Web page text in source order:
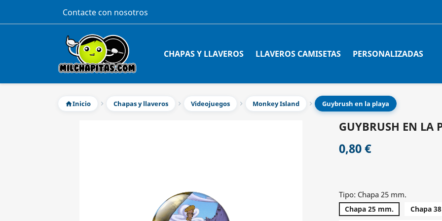
Contacte con nosotros
CHAPAS Y LLAVEROS LLAVEROS CAMISETAS PERSONALIZADAS
Inicio Chapas y llaveros Videojuegos Monkey Island Guybrush en la playa
GUYBRUSH EN LA
0,80 €
Tipo: Chapa 25 mm.
Chapa 25 mm. Chapa